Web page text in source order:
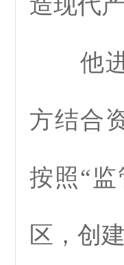
他进
方结合
按照“
区，创